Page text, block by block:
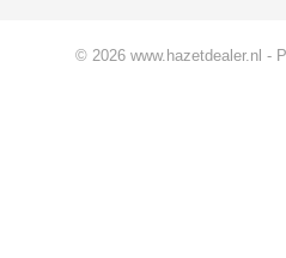
© 2026 www.hazetdealer.nl -